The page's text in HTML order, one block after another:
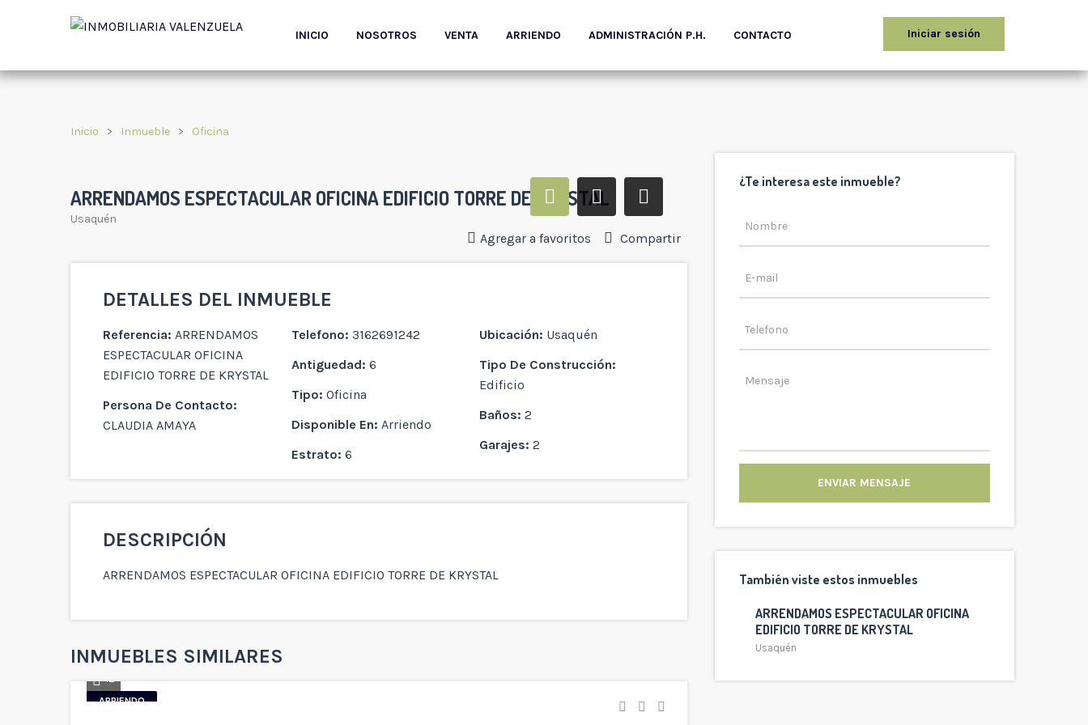
INICIO NOSOTROS VENTA ARRIENDO ADMINISTRACIÓN P.H. CONTACTO Iniciar sesión
Inicio Inmueble Oficina
ARRENDAMOS ESPECTACULAR OFICINA EDIFICIO TORRE DE KRYSTAL
Usaquén
Compartir
Agregar a favoritos
DETALLES DEL INMUEBLE
Referencia: ARRENDAMOS
ESPECTACULAR OFICINA
EDIFICIO TORRE DE KRYSTAL
Persona De Contacto:
CLAUDIA AMAYA
Telefono: 3162691242
Antiguedad: 6
Tipo: Oficina
Disponible En: Arriendo
Estrato: 6
Ubicación: Usaquén
Tipo De Construcción:
Edificio
Baños: 2
Garajes: 2
DESCRIPCIÓN
ARRENDAMOS ESPECTACULAR OFICINA EDIFICIO TORRE DE KRYSTAL
INMUEBLES SIMILARES
ARRIENDO
12
¿Te interesa este inmueble?
ENVIAR MENSAJE
También viste estos inmuebles
ARRENDAMOS ESPECTACULAR OFICINA
EDIFICIO TORRE DE KRYSTAL
Usaquén